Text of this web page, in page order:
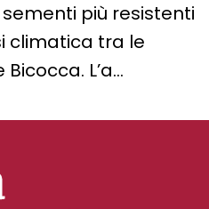
più resistenti
climatica tra le
L’a…